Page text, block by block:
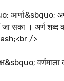
आर्णा&sbquo;
जा सका । अर्ण शब्द
/>